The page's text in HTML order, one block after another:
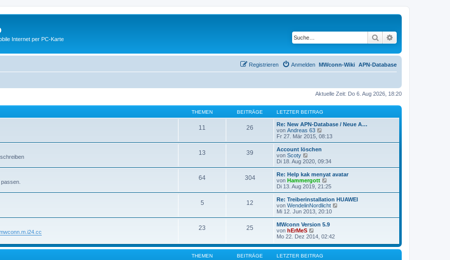
Internet per PC-Karte Suche
APN-Database
MWconn-Wiki
Anmelden
Registrieren
Aktuelle Zeit: Do 6. Aug 2026, 18:20
THEMEN BEITRÄGE LETZTER BEITRAG
11 26
Re: New APN-Database / Neue A…
von Andreas 63
e
u
t
B
e
i
r
a
g
Fr 27. Mär 2015, 08:13
13 39
Account löschen
von Scoty
e
u
e
s
t
B
e
i
r
a
g
Di 18. Aug 2020, 09:34
64 304
Re: Help kak menyat avatar
von Hammergott
e
u
e
s
t
r
B
e
i
t
Di 13. Aug 2019, 21:25
5 12
Re: Treiberinstallation HUAWEI
von WendelinNordlicht
u
r
Mi 12. Jun 2013, 20:10
23 25
MWconn Version 5.9
von hErMeS
e
e
s
Mo 22. Dez 2014, 02:42
THEMEN BEITRÄGE LETZTER BEITRAG